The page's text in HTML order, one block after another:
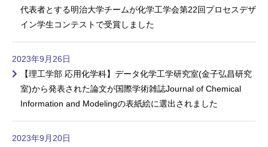
代表者とする明治大学チームが化学工学会第22回プロセスデザ
イン学生コンテストで受賞しました
2023年9月26日
【理工学部 応用化学科】データ化学工学研究室(金子弘昌研究
室)から発表された論文が国際学術雑誌Journal of Chemical
Information and Modelingの表紙絵に選出されました
2023年9月20日